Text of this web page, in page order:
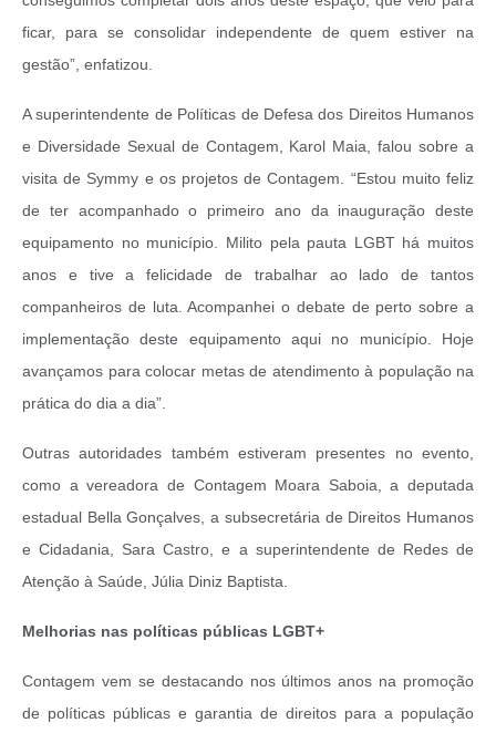
ficar, para se consolidar independente de quem estiver na
gestão”, enfatizou.
A superintendente de Políticas de Defesa dos Direitos Humanos
e Diversidade Sexual de Contagem, Karol Maia, falou sobre a
visita de Symmy e os projetos de Contagem. “Estou muito feliz
de ter acompanhado o primeiro ano da inauguração deste
equipamento no município. Milito pela pauta LGBT há muitos
anos e tive a felicidade de trabalhar ao lado de tantos
companheiros de luta. Acompanhei o debate de perto sobre a
implementação deste equipamento aqui no município. Hoje
avançamos para colocar metas de atendimento à população na
prática do dia a dia”.
Outras autoridades também estiveram presentes no evento,
como a vereadora de Contagem Moara Saboia, a deputada
estadual Bella Gonçalves, a subsecretária de Direitos Humanos
e Cidadania, Sara Castro, e a superintendente de Redes de
Atenção à Saúde, Júlia Diniz Baptista.
Melhorias nas políticas públicas LGBT+
Contagem vem se destacando nos últimos anos na promoção
de políticas públicas e garantia de direitos para a população